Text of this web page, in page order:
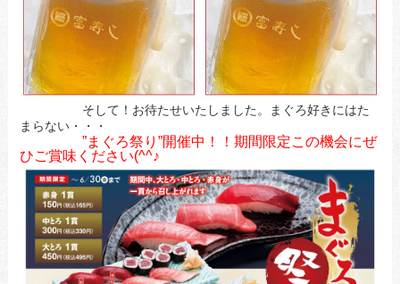
そして！お待たせいたしました。まぐろ好きにはた
まらない・・・
”まぐろ祭り”開催中！！期間限定この機会にぜ
ひご賞味ください(^^♪